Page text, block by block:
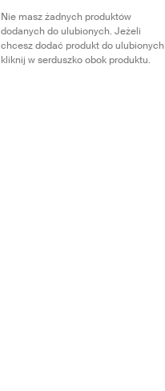
Nie masz żadnych produktów
dodanych do ulubionych. Jeżeli
chcesz dodać produkt do ulubionych
kliknij w serduszko obok produktu.